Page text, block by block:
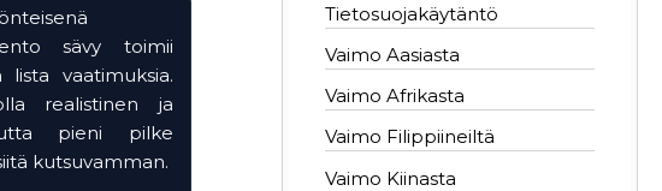
sävy toimii
vaatimuksia.
realistinen ja
pieni pilke
kutsuvamman.
Tietosuojakäytäntö
Vaimo Aasiasta
Vaimo Afrikasta
Vaimo Filippiineiltä
Vaimo Kiinasta